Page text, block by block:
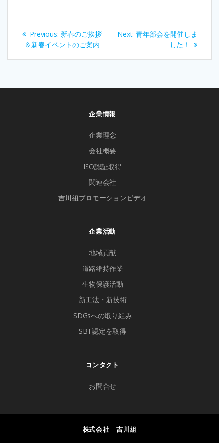
ビ
Previous: Previous
post:
新春のご挨拶
＆新春イベントのご案内
Next: Next
青年部会を開催しま
した！
企業情報
企業理念
会社概要
ISO認証取得
関連会社
吉川組プロモーションビデオ
企業活動
地域貢献
道路維持作業
生物保護活動
新工法・新技術
SDGsへの取り組み
SBT認定を取得
コンタクト
お問合せ
株式会社 吉川組